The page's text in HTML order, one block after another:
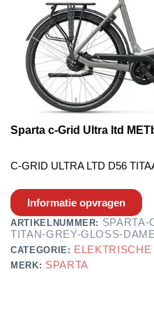
Sparta c-Grid Ultra ltd
C-GRID ULTRA LTD D56
Informatie opvragen
ARTIKELNUMMER: SPARTA-
TITAN-GREY-GLOSS-
CATEGORIE:
MERK: SPARTA